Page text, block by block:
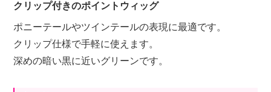
クリップ付きのポイントウィッグ
ポニーテールやツインテールの表現に最適です。
クリップ仕様で手軽に使えます。
深めの暗い黒に近いグリーンです。